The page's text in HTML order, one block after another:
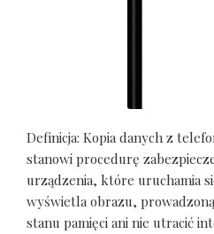
Definicja: Kopia danych z
stanowi procedurę
urządzenia, które uruchamia
wyświetla obrazu,
stanu pamięci ani nie utracić